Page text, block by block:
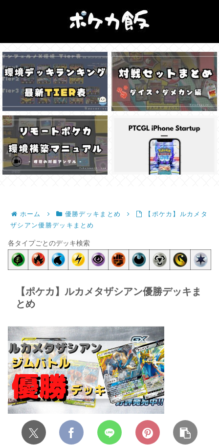
ホーム 優勝デッキまとめ
【ポケカ】ルカメタ
ザシアン優勝デッキまとめ
各タイプごとのデッキ検索
【ポケカ】ルカメタザシアン優勝デッキま
とめ